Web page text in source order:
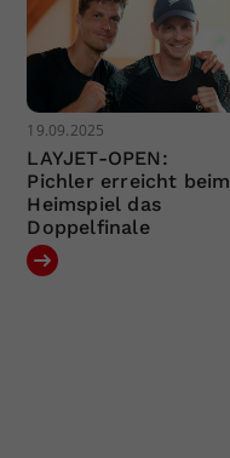
19.09.2025
LAYJET-OPEN:
Pichler erreicht beim
Heimspiel das
Doppelfinale